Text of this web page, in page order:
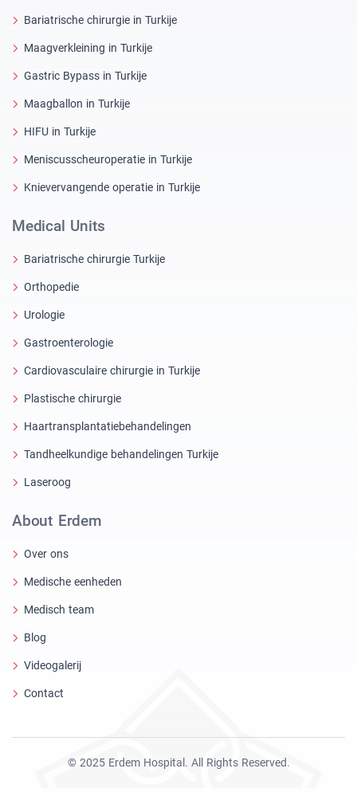
Bariatrische chirurgie in Turkije
Maagverkleining in Turkije
Gastric Bypass in Turkije
Maagballon in Turkije
HIFU in Turkije
Meniscusscheuroperatie in Turkije
Knievervangende operatie in Turkije
Medical Units
Bariatrische chirurgie Turkije
Orthopedie
Urologie
Gastroenterologie
Cardiovasculaire chirurgie in Turkije
Plastische chirurgie
Haartransplantatiebehandelingen
Tandheelkundige behandelingen Turkije
Laseroog
About Erdem
Over ons
Medische eenheden
Medisch team
Blog
Videogalerij
Contact
© 2025 Erdem Hospital. All Rights Reserved.